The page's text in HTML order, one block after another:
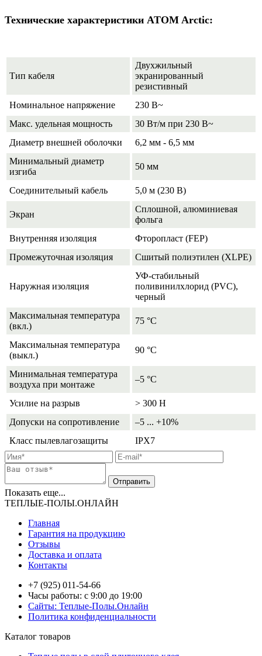
Технические характеристики ATOM Arctic:
Тип кабеля
Двухжильный
экранированный
резистивный
Номинальное напряжение
230 В~
Макс. удельная мощность
30 Вт/м при 230 В~
Диаметр внешней оболочки
6,2 мм - 6,5 мм
Минимальный диаметр
изгиба
50 мм
Соединительный кабель 5,0 м (230 В)
Экран
Сплошной, алюминиевая
фольга
Внутренняя изоляция
Фторопласт (FEP)
Промежуточная изоляция
Сшитый полиэтилен (XLPE)
Наружная изоляция
УФ-стабильный
поливинилхлорид (PVC),
черный
Максимальная температура
(вкл.)
75 °С
Максимальная температура
(выкл.)
90 °С
Минимальная температура
воздуха при монтаже
–5 °С
Усилие на разрыв
> 300 Н
Допуски на сопротивление
–5 ... +10%
Класс пылевлагозащиты
IPX7
Показать еще...
ТЕПЛЫЕ-ПОЛЫ.ОНЛАЙН
Главная
Гарантия на продукцию
Отзывы
Доставка и оплата
Контакты
+7 (925) 011-54-66
Часы работы: с 9:00 до 19:00
Сайты: Теплые-Полы.Онлайн
Политика конфиденциальности
Каталог товаров